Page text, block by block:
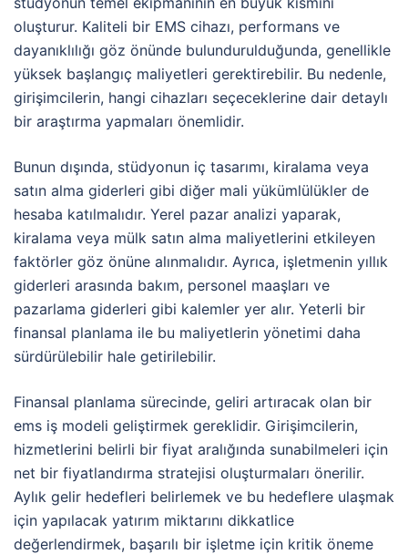
oluşturur. Kaliteli bir EMS cihazı, performans ve
dayanıklılığı göz önünde bulundurulduğunda, genellikle
yüksek başlangıç maliyetleri gerektirebilir. Bu nedenle,
girişimcilerin, hangi cihazları seçeceklerine dair detaylı
bir araştırma yapmaları önemlidir.
Bunun dışında, stüdyonun iç tasarımı, kiralama veya
satın alma giderleri gibi diğer mali yükümlülükler de
hesaba katılmalıdır. Yerel pazar analizi yaparak,
kiralama veya mülk satın alma maliyetlerini etkileyen
faktörler göz önüne alınmalıdır. Ayrıca, işletmenin yıllık
giderleri arasında bakım, personel maaşları ve
pazarlama giderleri gibi kalemler yer alır. Yeterli bir
finansal planlama ile bu maliyetlerin yönetimi daha
sürdürülebilir hale getirilebilir.
Finansal planlama sürecinde, geliri artıracak olan bir
ems iş modeli geliştirmek gereklidir. Girişimcilerin,
hizmetlerini belirli bir fiyat aralığında sunabilmeleri için
net bir fiyatlandırma stratejisi oluşturmaları önerilir.
Aylık gelir hedefleri belirlemek ve bu hedeflere ulaşmak
için yapılacak yatırım miktarını dikkatlice
değerlendirmek, başarılı bir işletme için kritik öneme